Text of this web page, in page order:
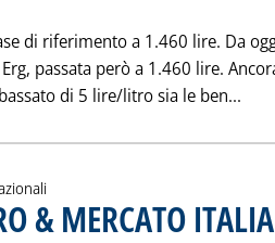
di riferimento a 1.460 lire. Da
passata però a 1.460 lire.
di 5 lire/litro sia le ben...
& MERCATO ITALIA